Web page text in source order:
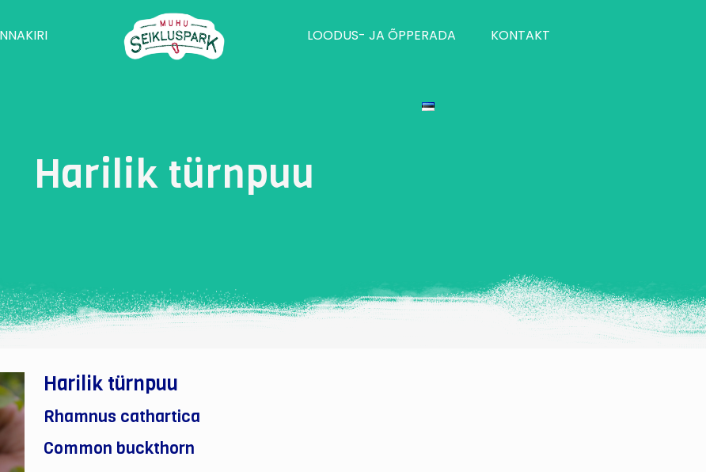
LOODUS- JA ÕPPERADA KONTAKT
Harilik türnpuu
Harilik türnpuu
Rhamnus cathartica
Common buckthorn